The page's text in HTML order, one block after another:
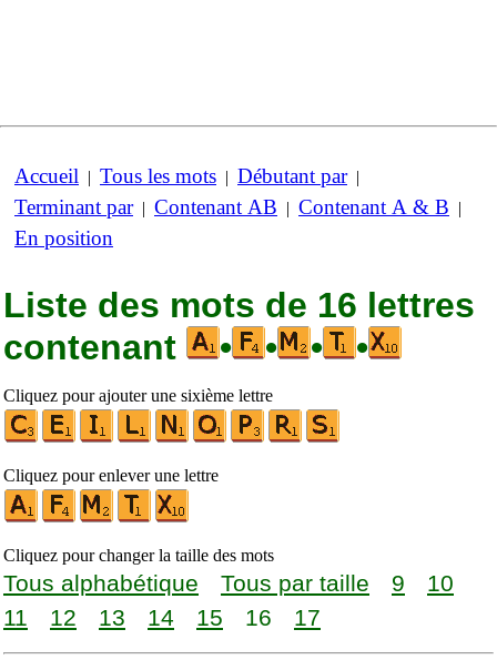
Accueil | Tous les mots | Débutant par|
Terminant par| Contenant AB | Contenant A & B |
En position
Liste des mots de 16 lettres
contenant
• • • •
Cliquez pour ajouter une sixième lettre
Cliquez pour enlever une lettre
Cliquez pour changer la taille des mots
Tous alphabétique Tous par taille 9
10
11
12 13 14 15 16 17